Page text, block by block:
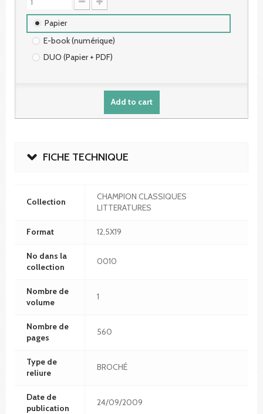
Papier
E-book (numérique)
DUO (Papier + PDF)
Add to cart
FICHE TECHNIQUE
Collection
CHAMPION CLASSIQUES
LITTERATURES
Format 12,5X19
No dans la
collection
0010
Nombre de
volume
1
Nombre de
pages
560
Type de
reliure
BROCHÉ
Date de
publication
24/09/2009